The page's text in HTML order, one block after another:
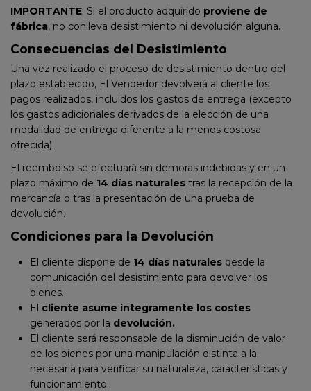
IMPORTANTE: Si el producto adquirido proviene de
fábrica, no conlleva desistimiento ni devolución alguna.
Consecuencias del Desistimiento
Una vez realizado el proceso de desistimiento dentro del
plazo establecido, El Vendedor devolverá al cliente los
pagos realizados, incluidos los gastos de entrega (excepto
los gastos adicionales derivados de la elección de una
modalidad de entrega diferente a la menos costosa
ofrecida).
El reembolso se efectuará sin demoras indebidas y en un
plazo máximo de 14 días naturales tras la recepción de la
mercancía o tras la presentación de una prueba de
devolución.
Condiciones para la Devolución
El cliente dispone de 14 días naturales desde la
comunicación del desistimiento para devolver los
bienes.
El cliente asume íntegramente los costes
generados por la devolución.
El cliente será responsable de la disminución de valor
de los bienes por una manipulación distinta a la
necesaria para verificar su naturaleza, características y
funcionamiento.